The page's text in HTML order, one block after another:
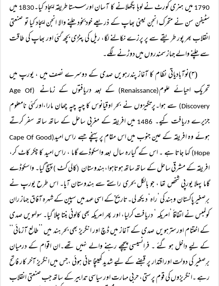
1790 میں ہنری کورٹ نے لوہا پگھلانے کا آسان اور سستا طریقہ ایجاد کیا۔1830 میں
سٹیفن سن نے متحرک انجن یعنی بھاپ کے ذریعے خودبخود چلنے والا انجن ایجاد کیا تو صنعتی
انقلاب بھر پور طریقے سے پر پرزے نکالنے لگا، ریل کی پٹڑی بچھ گئی اور بھاپ کی طاقت
سے چلنے والے جہاز سمندروں میں دوڑنے لگے۔
(۳)نوآبادیاتی نظام کا آغاز پندرہویں صدی کے دوسرے نصف میں ، یورپ میں
تحریکِ احیائے علوم(Renaissance) کے بعد دریافتوں کے زمانے
(Age Of
Discovery)
سے ہوا۔پرتگیزوں نے بحرِ اوقیانوس کا چپہ چپہ چھان مارا،اورکئی نامعلوم
جزیرے دریافت کیے۔
میں افریقہ کے مغربی ساحل کے ساتھ ساتھ سفر کرتے
ہوئے وہ افریقہ کے عین جنوب میں اس مقام پر پہنچے جسے راس امید (Cape Of Good
Hope) کہا جاتا ہے ۔ اس کے گیارہ سال بعد واسکوڈے گاما ، راس امید کا چکر کاٹ کر،
افریقہ کے مشرقی ساحل کے ساتھ ساتھ ہوتاہوا، ہندوستان (کالی کٹ )پہنچ گیا۔ واسکوڈے
گاما پہلا یورپی شخص تھا ، جو بالکل بحری راستے سے ہندوستان آیا۔ اس طرح یورپ نے
برِصغیر پاکستان و ہند کی ’راہ‘ دیکھ لی۔تاریخ کے اسی عہد میں سپین کے شہرہ آفاق جہاز ران
کولمبس نے اتفاقاً ’امریکہ ‘ دریافت کرلیا، اور پھر امریکہ بھی کالونی بنتا چلا گیا۔ سولہویں صدی
کے اختتام اورسترہویں صدی کے آغاز میں ڈچ اور انگریز بھی بحرِ ہند میں ’’طالع آزمائی‘‘
کے لیے داخل ہو گئے ۔ فرانسیسی پیچھے رہنے والے نہیں تھے۔ان اقوام کے درمیان
برِصغیر کی دولت اور اقتدار پر قبضے کے لیے شدید کھینچا تانی ہوئی ،جس میں انگریز آخر کار فاتح
رہے ۔انگریزوں کی قوم پرستی، حربی مہارت اور سیاسی تدابیر کے ساتھ جب صنعتی انقلاب